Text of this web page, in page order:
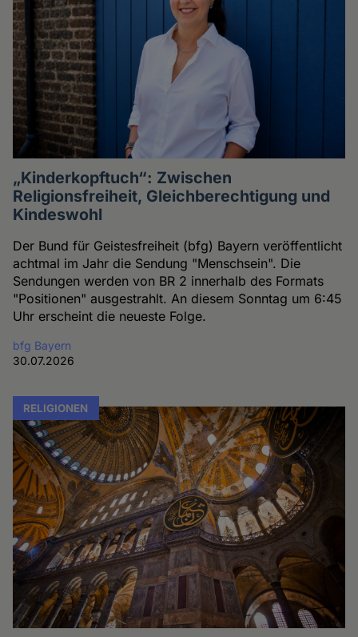
„Kinderkopftuch“: Zwischen
Religionsfreiheit, Gleichberechtigung und
Kindeswohl
Der Bund für Geistesfreiheit (bfg) Bayern veröffentlicht
achtmal im Jahr die Sendung "Menschsein". Die
Sendungen werden von BR 2 innerhalb des Formats
"Positionen" ausgestrahlt. An diesem Sonntag um 6:45
Uhr erscheint die neueste Folge.
bfg Bayern
30.07.2026
RELIGIONEN